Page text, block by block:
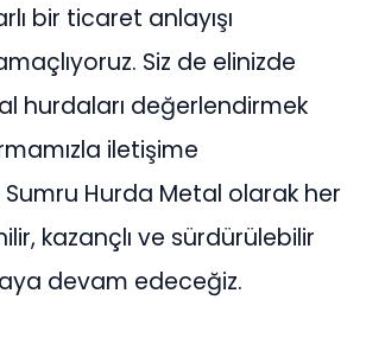
bir ticaret anlayışı
Siz de elinizde
hurdaları değerlendirmek
iletişime
Hurda Metal olarak her
kazançlı ve sürdürülebilir
devam edeceğiz.